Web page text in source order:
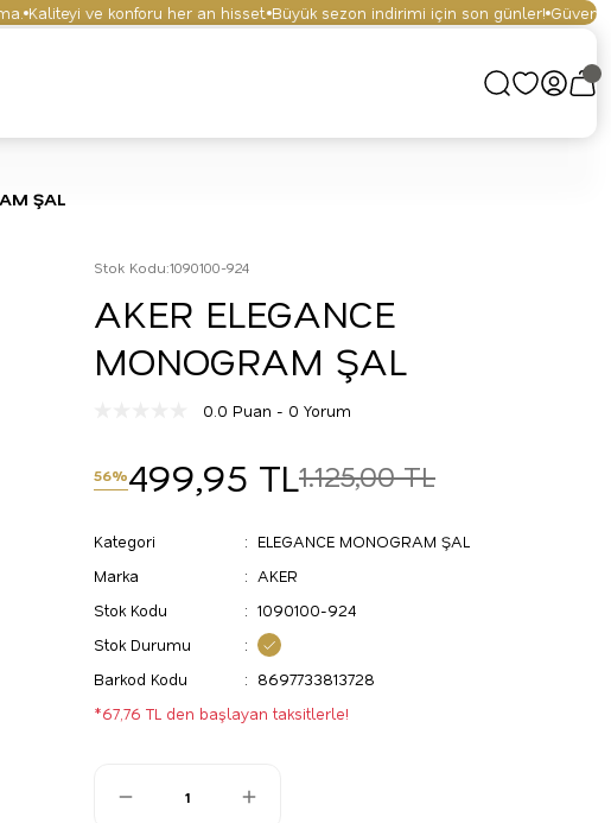
Kaliteyi ve konforu her an hisset. Büyük sezon indirimi için son günler! Güvenli
ŞAL
Stok Kodu:1090100-924
AKER ELEGANCE
MONOGRAM ŞAL
0.0 Puan - 0 Yorum
56%499,95 TL1.125,00 TL
Kategori
ELEGANCE MONOGRAM ŞAL
Marka
AKER
Stok Kodu
1090100-924
Stok Durumu
Barkod Kodu
8697733813728
*67,76 TL den başlayan taksitlerle!